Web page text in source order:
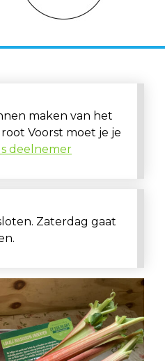
maken van het
Voorst moet je je
deelnemer
Zaterdag gaat